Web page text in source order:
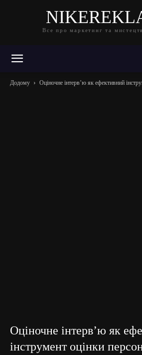
Все про маркетинг та
Додому Оціночне інтерв’ю як ефективний
Оціночне інтерв’ю як
інструмент оцінки